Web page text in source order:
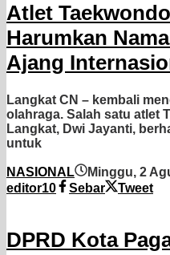
Atlet
Harumkan
Ajang
Langkat CN – kembali
olahraga. Salah satu atlet
Langkat, Dwi Jayanti,
untuk
NASIONAL Minggu, 2
editor10
Sebar Tweet
DPRD Kota